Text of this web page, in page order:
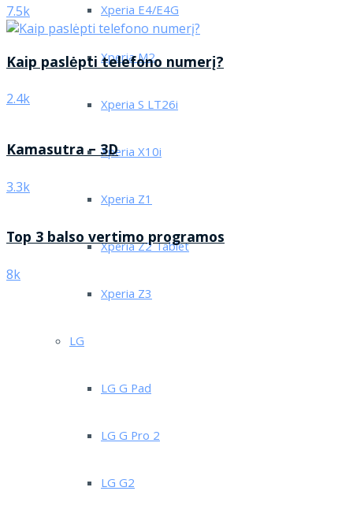
Xperia E4/E4G
Xperia M2
Xperia S LT26i
Xperia X10i
Xperia Z1
Xperia Z2 Tablet
Xperia Z3
LG
LG G Pad
LG G Pro 2
LG G2
7.5k
Kaip paslėpti telefono numerį?
2.4k
Kamasutra – 3D
3.3k
Top 3 balso vertimo programos
8k